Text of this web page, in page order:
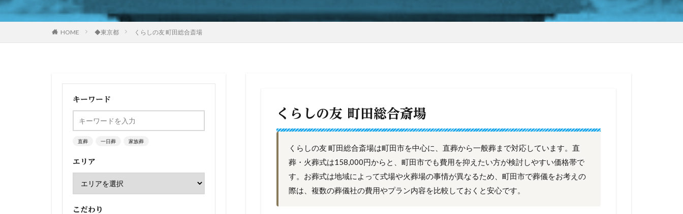
HOME ◆東京都 くらしの友 町田総合斎場
くらしの友 町田総合斎場
くらしの友 町田総合斎場は町田市を中心に、直葬から一般葬まで対応しています。直
葬・火葬式は158,000円からと、町田市でも費用を抑えたい方が検討しやすい価格帯で
す。お葬式は地域によって式場や火葬場の事情が異なるため、町田市で葬儀をお考えの
際は、複数の葬儀社の費用やプラン内容を比較しておくと安心です。
キーワード
直葬 一日葬 家族葬
エリア
こだわり